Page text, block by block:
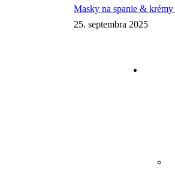
Masky na spanie &
25. septembra 2025